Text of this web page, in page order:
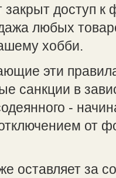
закрыт доступ к
любых
хобби.
эти
санкции в
-
от
оставляет за